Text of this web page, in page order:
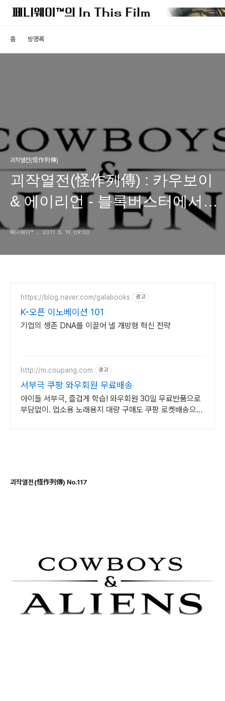
홈 방명록
괴작열전(怪作列傳)
괴작열전(怪作列傳) : 카우보이
& 에이리언 - 블록버스터에서
풍기는 괴작의 향기
페니웨이™ 2011. 8. 19. 09:00
https://blog.naver.com/galabooks 광고
K-오픈 이노베이션 101
기업의 생존 DNA를 이끌어 낼 개방형 혁신 전략
http://m.coupang.com 광고
서부극 쿠팡 와우회원 무료배송
아이들 서부극, 즐겁게 학습! 와우회원 30일 무료반품으로
부담없이. 업소용 노래용지 대량 구매도 쿠팡 로켓배송으로
괴작열전(怪作列傳) No.117